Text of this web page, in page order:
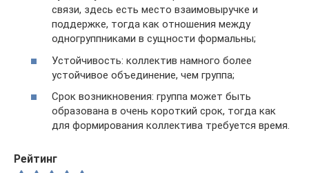
связи, здесь есть место взаимовыручке и
поддержке, тогда как отношения между
одногруппниками в сущности формальны;
Устойчивость: коллектив намного более
устойчивое объединение, чем группа;
Срок возникновения: группа может быть
образована в очень короткий срок, тогда как
для формирования коллектива требуется время.
Рейтинг